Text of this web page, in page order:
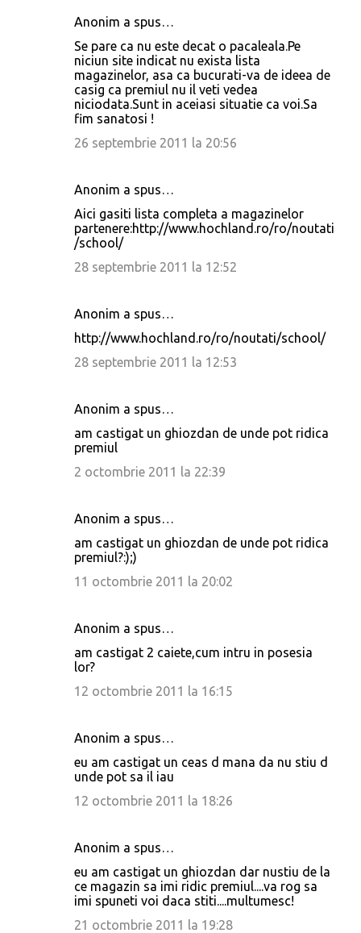
Anonim a spus…
Se pare ca nu este decat o pacaleala.Pe
niciun site indicat nu exista lista
magazinelor, asa ca bucurati-va de ideea de
casig ca premiul nu il veti vedea
niciodata.Sunt in aceiasi situatie ca voi.Sa
fim sanatosi !
26 septembrie 2011 la 20:56
Anonim a spus…
Aici gasiti lista completa a magazinelor
partenere:http://www.hochland.ro/ro/noutati
/school/
28 septembrie 2011 la 12:52
Anonim a spus…
http://www.hochland.ro/ro/noutati/school/
28 septembrie 2011 la 12:53
Anonim a spus…
am castigat un ghiozdan de unde pot ridica
premiul
2 octombrie 2011 la 22:39
Anonim a spus…
am castigat un ghiozdan de unde pot ridica
premiul?:);)
11 octombrie 2011 la 20:02
Anonim a spus…
am castigat 2 caiete,cum intru in posesia
lor?
12 octombrie 2011 la 16:15
Anonim a spus…
eu am castigat un ceas d mana da nu stiu d
unde pot sa il iau
12 octombrie 2011 la 18:26
Anonim a spus…
eu am castigat un ghiozdan dar nustiu de la
ce magazin sa imi ridic premiul....va rog sa
imi spuneti voi daca stiti....multumesc!
21 octombrie 2011 la 19:28